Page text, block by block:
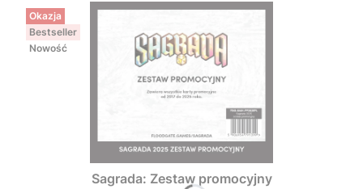
Okazja
Bestseller
Nowość
Sagrada: Zestaw promocyjny